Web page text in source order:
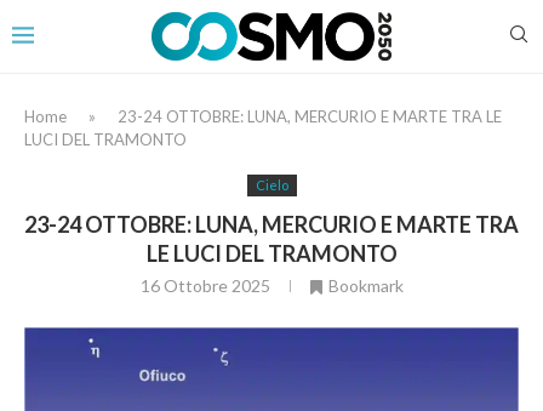
Home »
23-24 OTTOBRE: LUNA, MERCURIO E MARTE TRA LE
LUCI DEL TRAMONTO
Cielo
23-24 OTTOBRE: LUNA, MERCURIO E MARTE TRA
LE LUCI DEL TRAMONTO
16 Ottobre 2025 Bookmark